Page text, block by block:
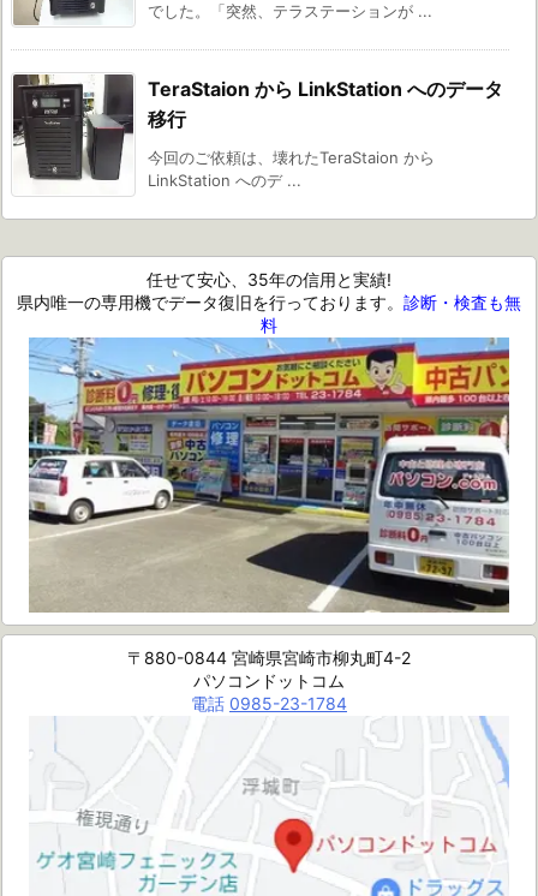
でした。「突然、テラステーションが ...
TeraStaion から LinkStation へのデータ
移行
今回のご依頼は、壊れたTeraStaion から
LinkStation へのデ ...
任せて安心、35年の信用と実績!
県内唯一の専用機でデータ復旧を行っております。 診断・検査も無
料
〒880-0844 宮崎県宮崎市柳丸町4-2
パソコンドットコム
電話 0985-23-1784